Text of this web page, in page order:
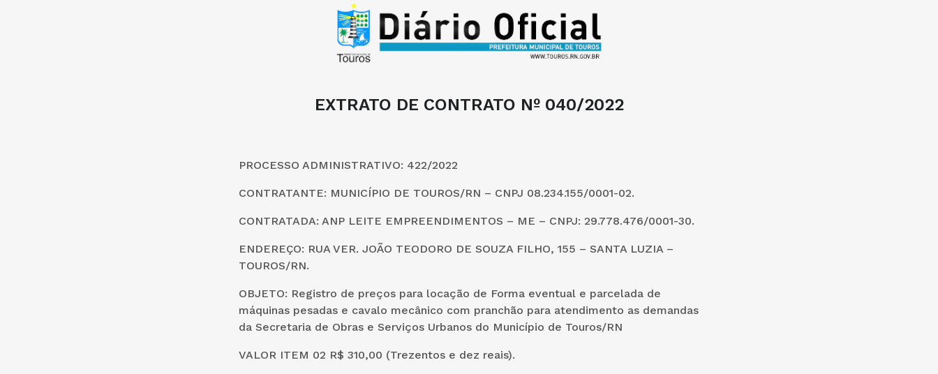
EXTRATO DE CONTRATO Nº 040/2022
PROCESSO ADMINISTRATIVO: 422/2022
CONTRATANTE: MUNICÍPIO DE TOUROS/RN – CNPJ 08.234.155/0001-02.
CONTRATADA: ANP LEITE EMPREENDIMENTOS – ME – CNPJ: 29.778.476/0001-30.
ENDEREÇO: RUA VER. JOÃO TEODORO DE SOUZA FILHO, 155 – SANTA LUZIA –
TOUROS/RN.
OBJETO: Registro de preços para locação de Forma eventual e parcelada de
máquinas pesadas e cavalo mecânico com pranchão para atendimento as demandas
da Secretaria de Obras e Serviços Urbanos do Município de Touros/RN
VALOR ITEM 02 R$ 310,00 (Trezentos e dez reais).